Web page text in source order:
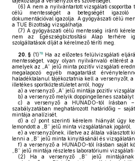
(6) A nem a nyilvántartott vizsgálati csoportba
célú mentességét a betegségét igazoló
dokumentációval igazolja. A gyógyászati célú
a TUE Bizottság vizsgálhatja.
(7) A gyógyászati célú mentesség iránti
nem az Egészségbiztosítási Alap terhére
szolgáltatások díját a kérelmező téríti meg.
20. § (1)78 Ha az előzetes felülvizsgálati
mentességet, vagy olyan nyilvánvaló eltérést a
amelyek az „A” jelű minta pozitív vizsgálati
megalapozó egyéb magatartást
haladéktalanul tájékoztatnia kell a versenyzőt,
illetékes sportköztestületet arról, hogy
a) a versenyző „A” jelű mintája pozitív
b) a versenyző melyik doppingellenes szabályt
c) a versenyző a HUNADO-tól írásban –
szabályzatában meghatározott határidőig –
mintája analízisét,
d) ac) pont szerinti kérelem hiányát úgy
lemondott a „B” jelű minta vizsgálatának jogáról,
e) a versenyzőnek, illetve az általa választott
lenni a „B” jelű minta kinyitásánál és
f) a versenyző a HUNADO-tól írásban saját
„B” jelű mintája részletes laboratóriumi vizsgálati
(2) Ha a versenyző „B” jelű